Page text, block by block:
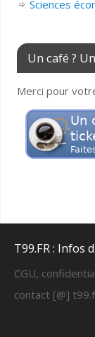
Sciences
Un café ?
Merci pour
T99.FR : Infos
CGU,
contact [@]